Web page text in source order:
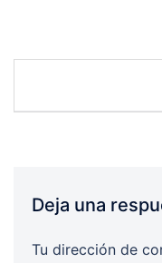
Deja una
Tu dirección de